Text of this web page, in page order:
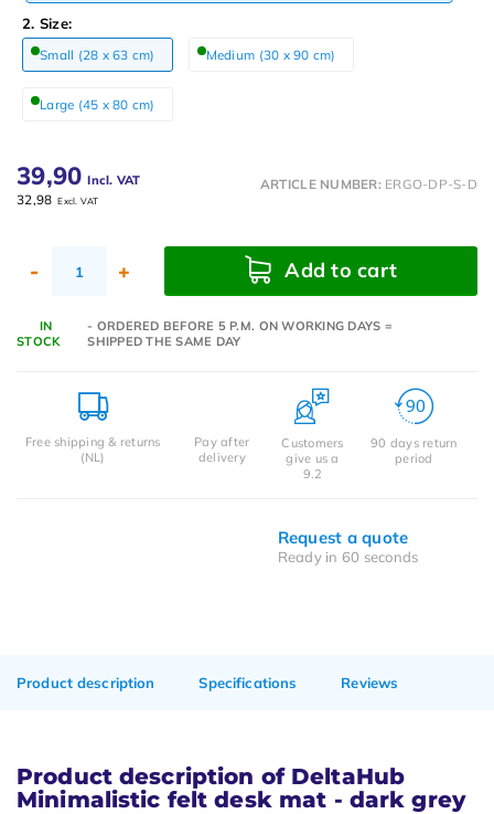
2. Size:
Small (28 x 63 cm) Medium (30 x 90 cm)
Large (45 x 80 cm)
39,90 Incl. VAT
32,98 Excl. VAT
ARTICLE NUMBER: ERGO-DP-S-D
- + Add to cart
IN
STOCK
- ORDERED BEFORE 5 P.M. ON WORKING DAYS =
SHIPPED THE SAME DAY
Free shipping & returns
(NL)
Pay after
delivery
Customers
give us a
9.2
90 days return
period
Request a quote
Ready in 60 seconds
Product description Specifications Reviews
Product description of DeltaHub
Minimalistic felt desk mat - dark grey